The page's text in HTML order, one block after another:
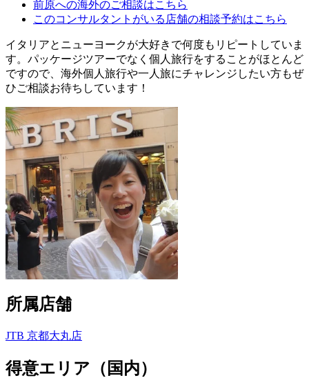
前原への海外のご相談はこちら
このコンサルタントがいる店舗の相談予約はこちら
イタリアとニューヨークが大好きで何度もリピートしていま
す。パッケージツアーでなく個人旅行をすることがほとんど
ですので、海外個人旅行や一人旅にチャレンジしたい方もぜ
ひご相談お待ちしています！
所属店舗
JTB 京都大丸店
得意エリア（国内）